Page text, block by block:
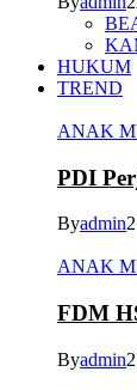
HUKUM
TREND
ANAK
PDI
Byadmin
ANAK
FDM
Byadmin